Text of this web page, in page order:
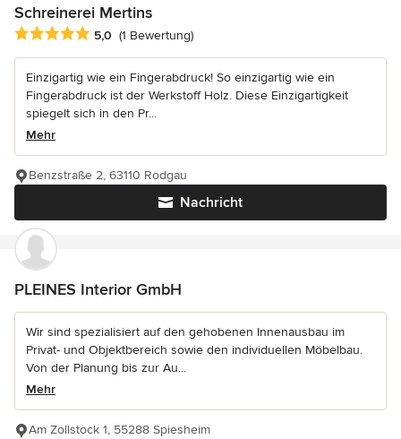
Schreinerei Mertins
Durchschnittliche Bewertung: 5 von 5 Sternen
5,0 (1 Bewertung)
Einzigartig wie ein Fingerabdruck! So einzigartig wie ein
Fingerabdruck ist der Werkstoff Holz. Diese Einzigartigkeit
spiegelt sich in den Pr...
Mehr
Nachricht
Benzstraße 2, 63110 Rodgau
PLEINES Interior GmbH
Wir sind spezialisiert auf den gehobenen Innenausbau im
Privat- und Objektbereich sowie den individuellen Möbelbau.
Von der Planung bis zur Au...
Mehr
Am Zollstock 1, 55288 Spiesheim